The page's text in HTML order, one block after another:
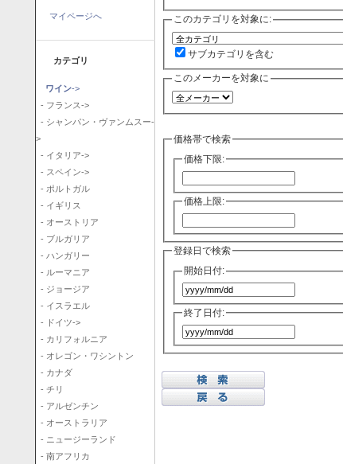
マイページへ
カテゴリ
ワイン->
- フランス->
- シャンパン・ヴァンムスー-
>
- イタリア->
- スペイン->
- ポルトガル
- イギリス
- オーストリア
- ブルガリア
- ハンガリー
- ルーマニア
- ジョージア
- イスラエル
- ドイツ->
- カリフォルニア
- オレゴン・ワシントン
- カナダ
- チリ
- アルゼンチン
- オーストラリア
- ニュージーランド
- 南アフリカ
このカテゴリを対象に:
サブカテゴリを含む
このメーカーを対象に
価格帯で検索
価格下限:
価格上限:
登録日で検索
開始日付:
終了日付: